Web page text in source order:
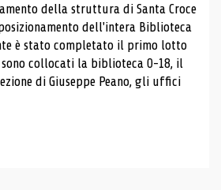
della struttura di Santa Croce
dell'intera Biblioteca
è stato completato il primo lotto
collocati la biblioteca 0-18, il
di Giuseppe Peano, gli uffici